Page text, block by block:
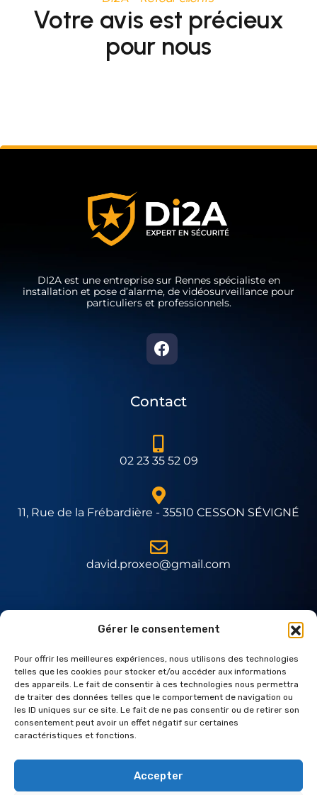
Gérer le consentement
Pour offrir les meilleures expériences, nous utilisons des technologies
telles que les cookies pour stocker et/ou accéder aux informations
des appareils. Le fait de consentir à ces technologies nous permettra
de traiter des données telles que le comportement de navigation ou
les ID uniques sur ce site. Le fait de ne pas consentir ou de retirer son
consentement peut avoir un effet négatif sur certaines
caractéristiques et fonctions.
Accepter
Votre avis est précieux
pour nous
DI2A est une entreprise sur Rennes spécialiste en
installation et pose d’alarme, de vidéosurveillance pour
particuliers et professionnels.
Contact
02 23 35 52 09
11, Rue de la Frébardière - 35510 CESSON SÉVIGNÉ
david.proxeo@gmail.com
Expert Daitem